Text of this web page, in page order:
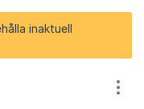
inaktuell